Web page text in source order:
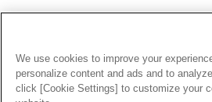
このサイトに掲載されている一切の文章・画像・写
を問わず、著作権法の定める範囲を超えて無断で複
とを禁じます。
楽曲及びコンテンツは、機種によりご利用いただけ
楽曲及びコンテンツの配信日、配信内容が変更にな
We use cookies to improve your
personalize content and ads and to
click [Cookie Settings] to customize your